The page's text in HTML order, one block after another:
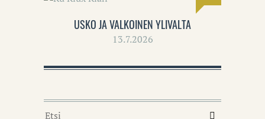
USKO JA VALKOINEN YLIVALTA
13.7.2026